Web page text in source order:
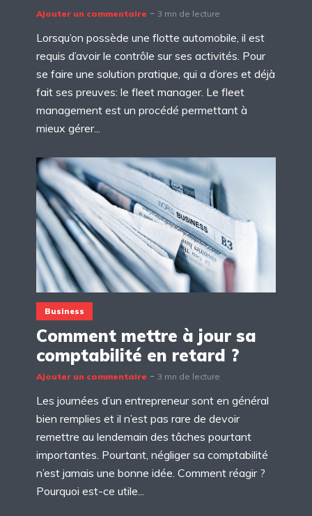
Ajouter un commentaire 3 mn de lecture
Lorsqu’on possède une flotte automobile, il est
requis d’avoir le contrôle sur ses activités. Pour
se faire une solution pratique, qui a d’ores et déjà
fait ses preuves: le fleet manager. Le fleet
management est un procédé permettant à
mieux gérer...
Business
Comment mettre à jour sa
comptabilité en retard ?
Ajouter un commentaire 3 mn de lecture
Les journées d’un entrepreneur sont en général
bien remplies et il n’est pas rare de devoir
remettre au lendemain des tâches pourtant
importantes. Pourtant, négliger sa comptabilité
n’est jamais une bonne idée. Comment réagir ?
Pourquoi est-ce utile...